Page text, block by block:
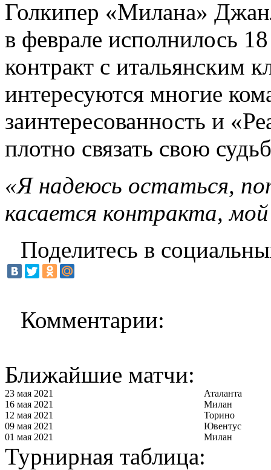
Голкипер «Милана»
в феврале исполнилось
контракт с итальянским
интересуются многие
заинтересованность и
плотно связать свою
«Я надеюсь остаться,
касается контракта,
Поделитесь в
Комментарии:
Ближайшие матчи:
23 мая 2021
Аталанта
16 мая 2021
Милан
12 мая 2021
Торино
09 мая 2021
Ювентус
01 мая 2021
Милан
Турнирная таблица: